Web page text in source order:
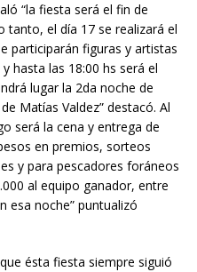
“la fiesta será el fin de
tanto, el día 17 se realizará el
participarán figuras y artistas
hasta las 18:00 hs será el
lugar la 2da noche de
Matías Valdez” destacó. Al
será la cena y entrega de
en premios, sorteos
y para pescadores foráneos
al equipo ganador, entre
esa noche” puntualizó
ésta fiesta siempre siguió